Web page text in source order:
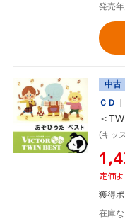
発売
中古
ＣＤ
＜
定価
獲得
在庫な